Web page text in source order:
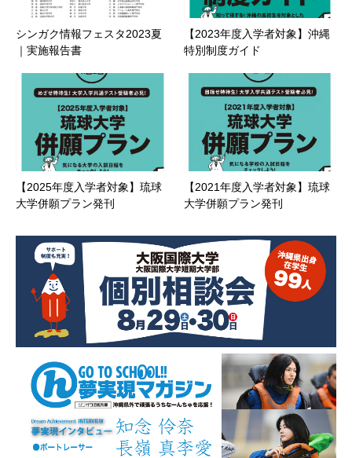
シンガク情報フェスタ2023夏
｜実施報告書
【2023年度入学者対象】沖縄
特別制度ガイド
【2025年度入学者対象】琉球
大学併願プラン発刊
【2021年度入学者対象】琉球
大学併願プラン発刊